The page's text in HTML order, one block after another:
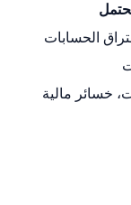
الحسابات
خسائر مالية